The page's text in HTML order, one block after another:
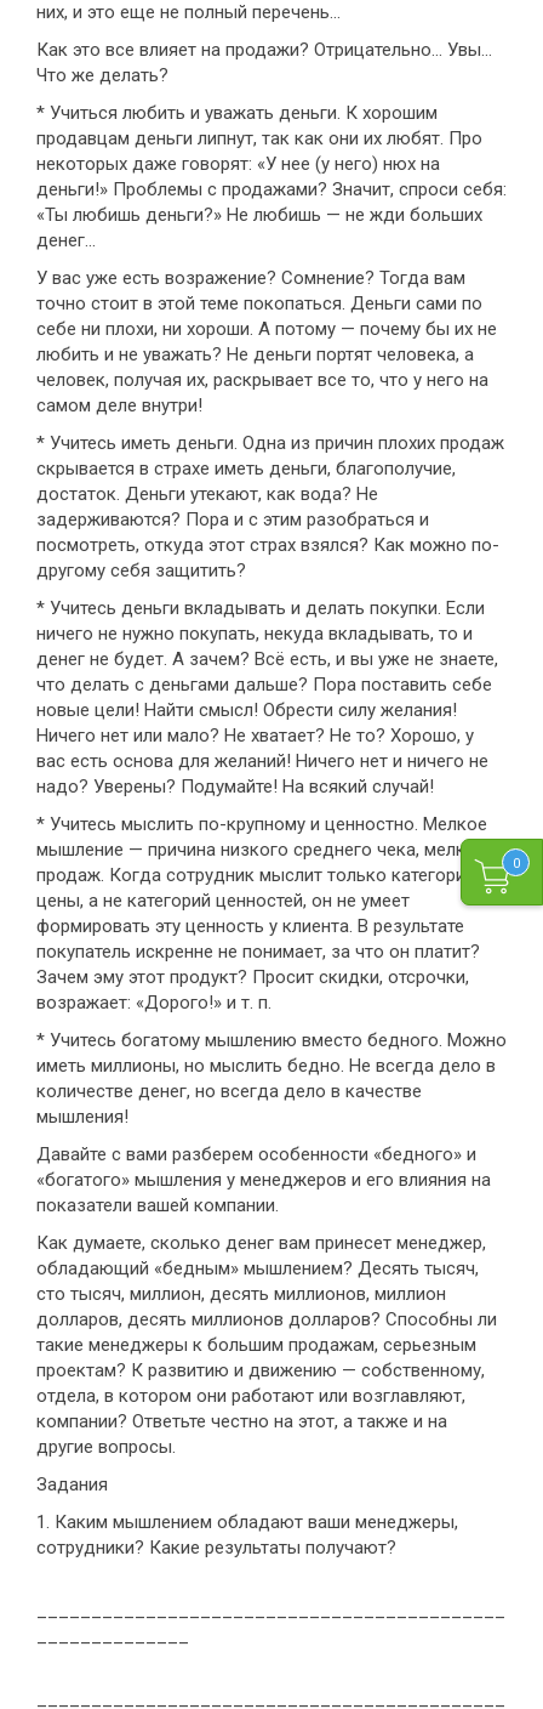
0
них, и это еще не полный перечень...
Как это все влияет на продажи? Отрицательно... Увы...
Что же делать?
* Учиться любить и уважать деньги. К хорошим
продавцам деньги липнут, так как они их любят. Про
некоторых даже говорят: «У нее (у него) нюх на
деньги!» Проблемы с продажами? Значит, спроси себя:
«Ты любишь деньги?» Не любишь — не жди больших
денег...
У вас уже есть возражение? Сомнение? Тогда вам
точно стоит в этой теме покопаться. Деньги сами по
себе ни плохи, ни хороши. А потому — почему бы их не
любить и не уважать? Не деньги портят человека, а
человек, получая их, раскрывает все то, что у него на
самом деле внутри!
* Учитесь иметь деньги. Одна из причин плохих продаж
скрывается в страхе иметь деньги, благополучие,
достаток. Деньги утекают, как вода? Не
задерживаются? Пора и с этим разобраться и
посмотреть, откуда этот страх взялся? Как можно по-
другому себя защитить?
* Учитесь деньги вкладывать и делать покупки. Если
ничего не нужно покупать, некуда вкладывать, то и
денег не будет. А зачем? Всё есть, и вы уже не знаете,
что делать с деньгами дальше? Пора поставить себе
новые цели! Найти смысл! Обрести силу желания!
Ничего нет или мало? Не хватает? Не то? Хорошо, у
вас есть основа для желаний! Ничего нет и ничего не
надо? Уверены? Подумайте! На всякий случай!
* Учитесь мыслить по-крупному и ценностно. Мелкое
мышление — причина низкого среднего чека, мелких
продаж. Когда сотрудник мыслит только категорий
цены, а не категорий ценностей, он не умеет
формировать эту ценность у клиента. В результате
покупатель искренне не понимает, за что он платит?
Зачем эму этот продукт? Просит скидки, отсрочки,
возражает: «Дорого!» и т. п.
* Учитесь богатому мышлению вместо бедного. Можно
иметь миллионы, но мыслить бедно. Не всегда дело в
количестве денег, но всегда дело в качестве
мышления!
Давайте с вами разберем особенности «бедного» и
«богатого» мышления у менеджеров и его влияния на
показатели вашей компании.
Как думаете, сколько денег вам принесет менеджер,
обладающий «бедным» мышлением? Десять тысяч,
сто тысяч, миллион, десять миллионов, миллион
долларов, десять миллионов долларов? Способны ли
такие менеджеры к большим продажам, серьезным
проектам? К развитию и движению — собственному,
отдела, в котором они работают или возглавляют,
компании? Ответьте честно на этот, а также и на
другие вопросы.
Задания
1. Каким мышлением обладают ваши менеджеры,
сотрудники? Какие результаты получают?